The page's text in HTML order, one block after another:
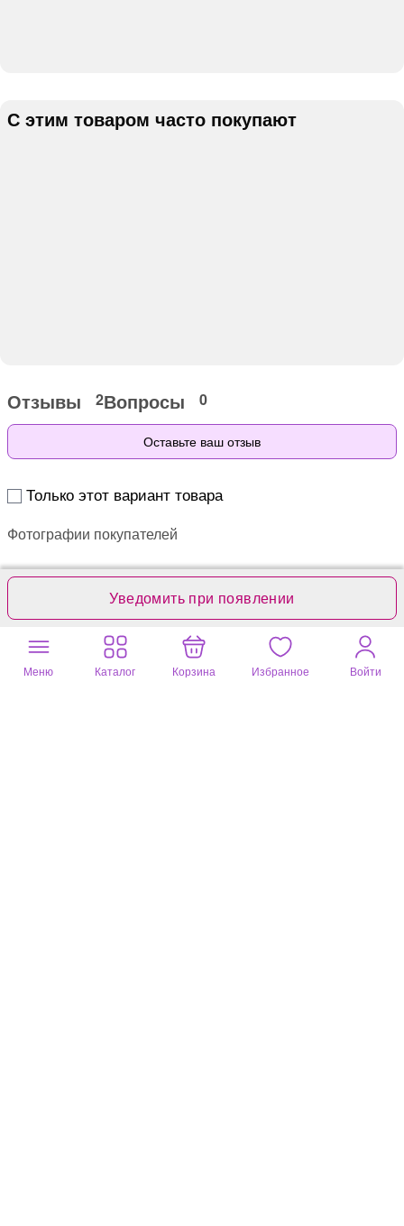
Уведомить при появлении
С этим товаром часто покупают
Отзывы 2Вопросы 0
Оставьте ваш отзыв
Только этот вариант товара
Фотографии покупателей
Меню Каталог Корзина Избранное Войти